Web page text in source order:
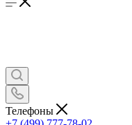
Телефоны